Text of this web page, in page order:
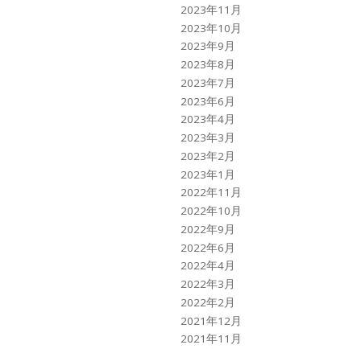
2023年11月
2023年10月
2023年9月
2023年8月
2023年7月
2023年6月
2023年4月
2023年3月
2023年2月
2023年1月
2022年11月
2022年10月
2022年9月
2022年6月
2022年4月
2022年3月
2022年2月
2021年12月
2021年11月